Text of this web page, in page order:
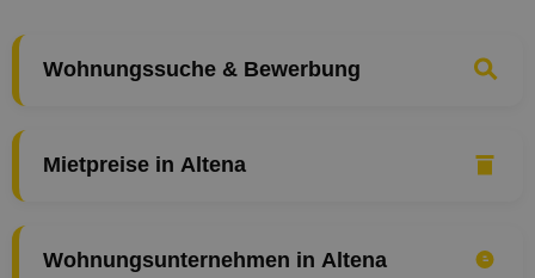
Wohnungssuche & Bewerbung
Mietpreise in Altena
Wohnungsunternehmen in Altena